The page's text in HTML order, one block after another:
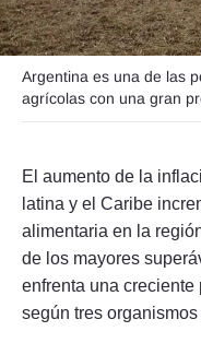
Argentina es una de las
agrícolas con una gran
El aumento de la
latina y el Caribe
alimentaria en la
de los mayores
enfrenta una creciente
según tres